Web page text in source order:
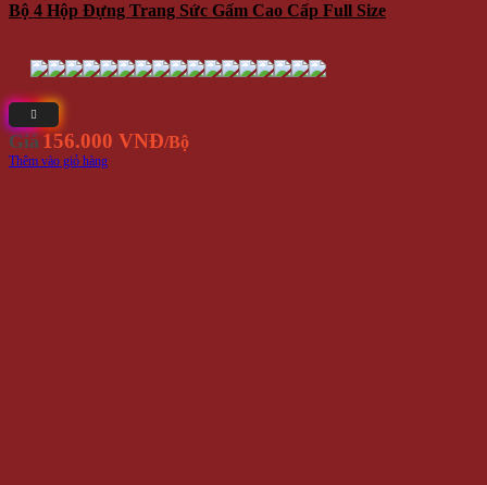
Bộ 4 Hộp Đựng Trang Sức Gấm Cao Cấp Full Size
Giá156.000 VNĐ/Bộ
Thêm vào giỏ hàng